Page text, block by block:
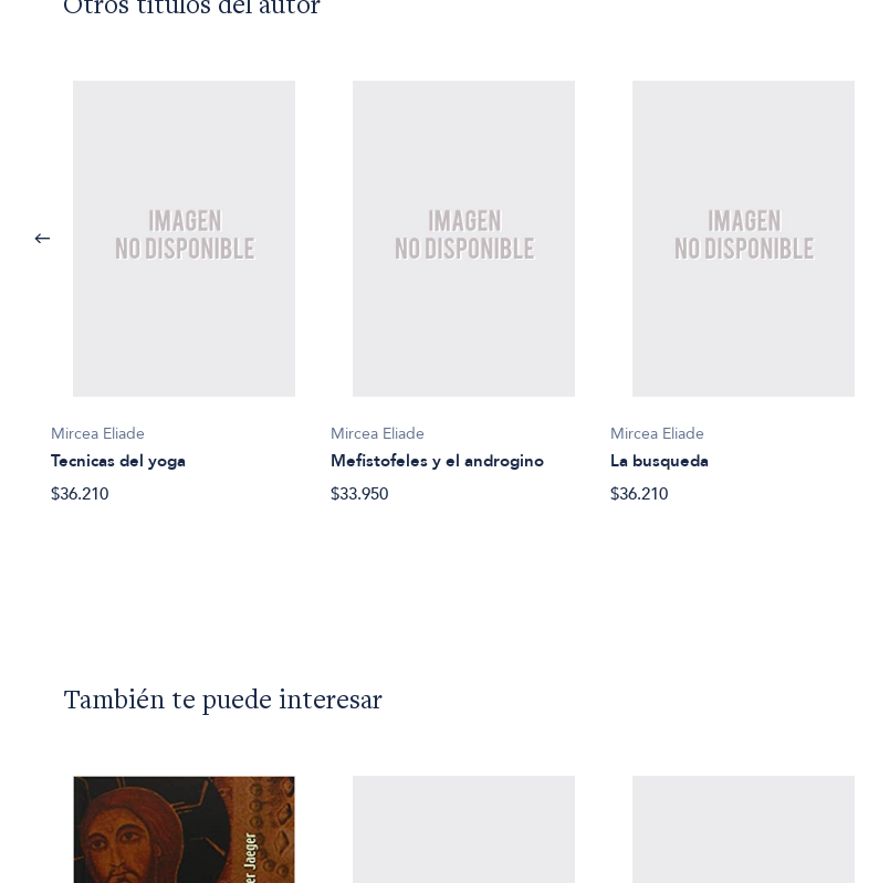
Otros títulos del autor
Mircea Eliade
Tecnicas del yoga
$36.210
Mircea Eliade
Mefistofeles y el androgino
$33.950
Mircea Eliade
La busqueda
$36.210
También te puede interesar